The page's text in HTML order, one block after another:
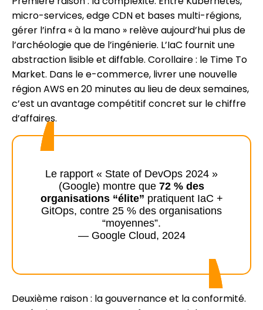
micro-services, edge CDN et bases multi-régions,
gérer l’infra « à la mano » relève aujourd’hui plus de
l’archéologie que de l’ingénierie. L’IaC fournit une
abstraction lisible et diffable. Corollaire : le Time To
Market. Dans le e-commerce, livrer une nouvelle
région AWS en 20 minutes au lieu de deux semaines,
c’est un avantage compétitif concret sur le chiffre
d’affaires.
Le rapport « State of DevOps 2024 »
(Google) montre que 72 % des
organisations “élite” pratiquent IaC +
GitOps, contre 25 % des organisations
“moyennes”.
— Google Cloud, 2024
Deuxième raison : la gouvernance et la conformité.